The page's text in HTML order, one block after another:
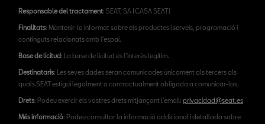
Responsable del tractament: SEAT, SA (CASA SEAT)
Finalitats: Mantenir-lo informat sobre els productes i serveis, programació i
continguts relacionats amb l'espai.
Base de licitud: La base de licitud és l’interès legítim.
Destinataris: Les seves dades seran comunicades únicament als tercers als
quals SEAT estigui legalment o contractualment obligada a comunicar-los.
Drets: Podeu exercir els vostres drets mitjançant l'email: privacidad@seat.es
Més informació: Podeu consultar la informació addicional i detallada sobre